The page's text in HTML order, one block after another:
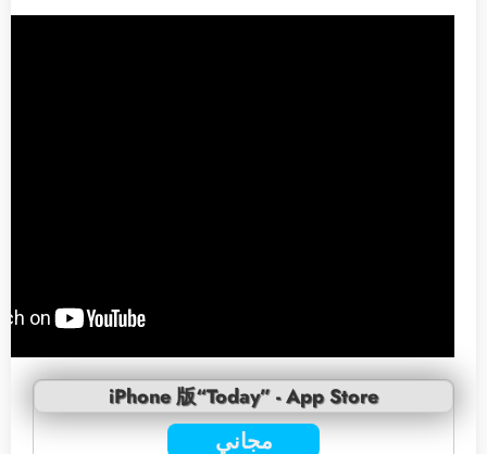
iPhone 版“Today” - App Store
مجاني